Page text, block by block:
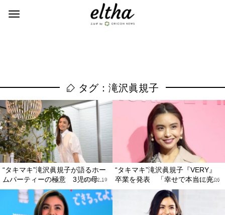
タグ：滝沢眞規子
“タキマキ”滝沢眞規子が語るホー
ムパーティーの極意 3児の母...
2019.12.19
“タキマキ”滝沢眞規子『VERY』
卒業を発表 「幸せで本当に充...
2019.09.06